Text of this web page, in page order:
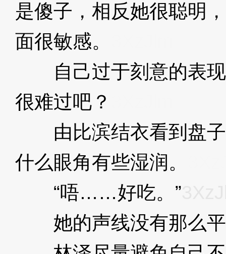
是傻子，相反她很聪明
面很敏感。
自己过于刻意的表现
很难过吧？
由比滨结衣看到盘子
什么眼角有些湿润。
“唔……好吃。”
她的声线没有那么平